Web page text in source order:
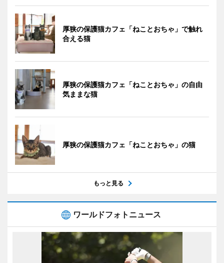
厚狭の保護猫カフェ「ねことおちゃ」で触れ
合える猫
厚狭の保護猫カフェ「ねことおちゃ」の自由
気ままな猫
厚狭の保護猫カフェ「ねことおちゃ」の猫
もっと見る
ワールドフォトニュース